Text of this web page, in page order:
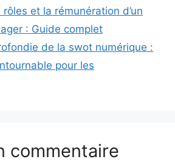
et la rémunération d’un
: Guide complet
de la swot numérique :
pour les
commentaire